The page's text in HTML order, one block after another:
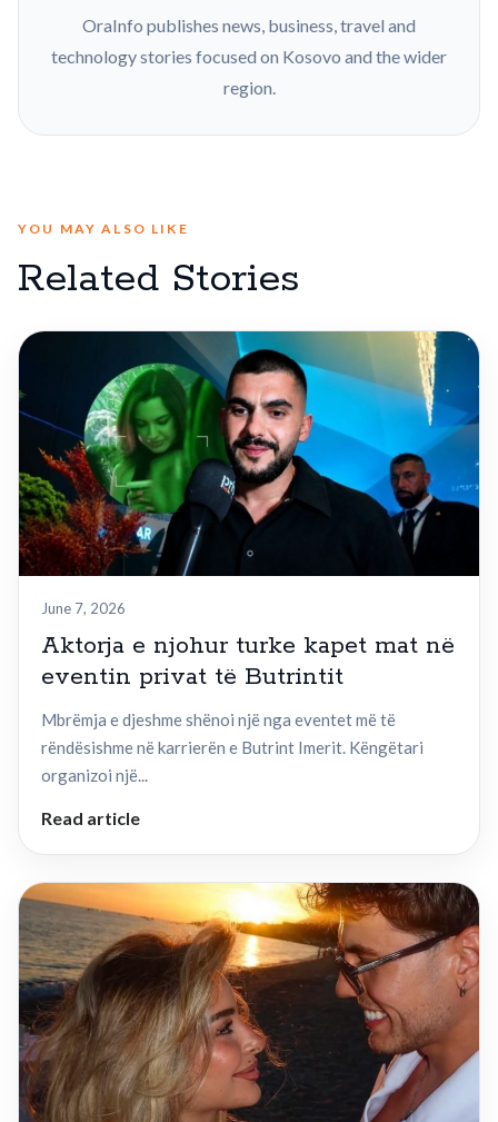
OraInfo publishes news, business, travel and
technology stories focused on Kosovo and the wider
region.
YOU MAY ALSO LIKE
Related Stories
June 7, 2026
Aktorja e njohur turke kapet mat në
eventin privat të Butrintit
Mbrëmja e djeshme shënoi një nga eventet më të
rëndësishme në karrierën e Butrint Imerit. Këngëtari
organizoi një...
Read article